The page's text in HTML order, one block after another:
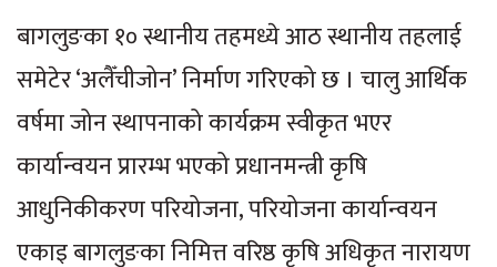
बागलुङका १० स्थानीय तहमध्ये आठ स्थानीय तहलाई
समेटेर ‘अलैँचीजोन’ निर्माण गरिएको छ । चालु आर्थिक
वर्षमा जोन स्थापनाको कार्यक्रम स्वीकृत भएर
कार्यान्वयन प्रारम्भ भएको प्रधानमन्त्री कृषि
आधुनिकीकरण परियोजना, परियोजना कार्यान्वयन
एकाइ बागलुङका निमित्त वरिष्ठ कृषि अधिकृत नारायण